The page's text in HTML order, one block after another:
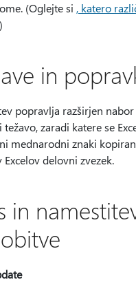
(Oglejte si , katero
)
in
popravlja razširjen
zaradi katere se
mednarodni znaki
delovni zvezek.
in